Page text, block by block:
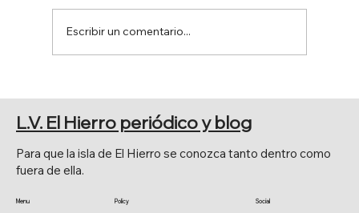
HISTÓRICO
Escribir un comentario...
Social
Policy
Menu
Para que la isla de El Hierro se conozca tanto dentro como
fuera de ella.
L.V. El Hierro periódico y blog